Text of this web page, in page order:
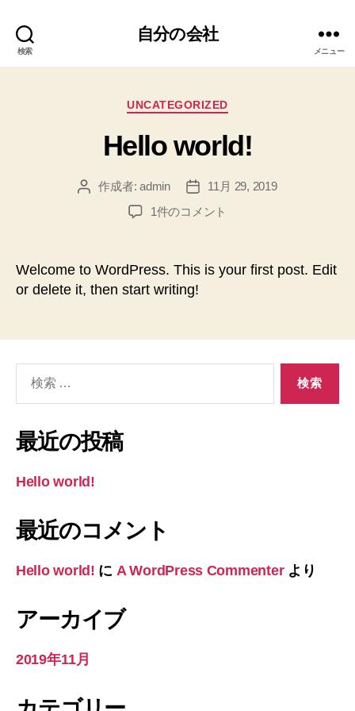
検索
自分の会社
メニュー
カ
ゴ
リ
UNCATEGORIZED
Hello world!
投
作成者:admin
投
稿
11月 29, 2019
Hello
1件のコメント
Welcome to WordPress. This is your first post. Edit
or delete it, then start writing!
象:
最近の投稿
Hello world!
最近のコメント
Hello world! に A WordPress Commenterより
アーカイブ
2019年11月